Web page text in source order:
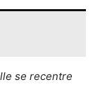
se recentre